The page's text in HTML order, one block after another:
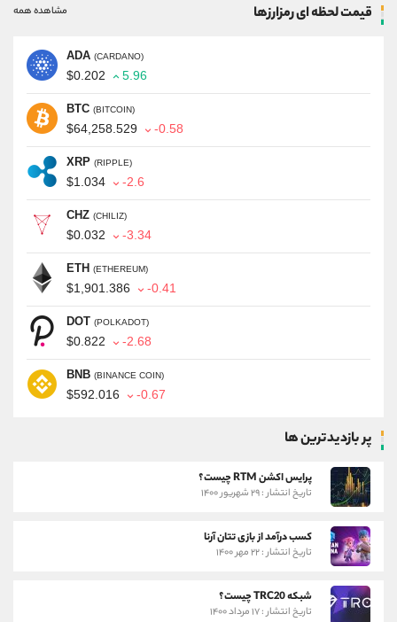
قیمت لحظه ای رمزارزها مشاهده همه
ADA (CARDANO)
$0.202 5.96
BTC (BITCOIN)
$64,258.529 -0.58
XRP (RIPPLE)
$1.034 -2.6
CHZ (CHILIZ)
$0.032 -3.34
ETH (ETHEREUM)
$1,901.386 -0.41
DOT (POLKADOT)
$0.822 -2.68
BNB (BINANCE COIN)
$592.016 -0.67
پر بازدیدترین ها
پرایس اکشن RTM چیست؟
تاریخ انتشار : ۲۹ شهریور ۱۴۰۰
کسب درآمد از بازی تتان آرنا
تاریخ انتشار : ۲۲ مهر ۱۴۰۰
شبکه TRC20 چیست؟
تاریخ انتشار : ۱۷ مرداد ۱۴۰۰